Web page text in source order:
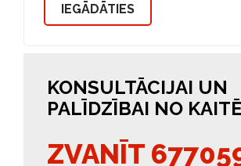
IEGĀDĀTIES
KONSULTĀCIJAI UN
PALĪDZĪBAI NO
ZVANĪT